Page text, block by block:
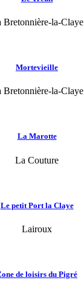
Bretonnière-la-Claye
Mortevieille
Bretonnière-la-Claye
La Marotte
La Couture
Le petit Port la Claye
Lairoux
de loisirs du Pigré